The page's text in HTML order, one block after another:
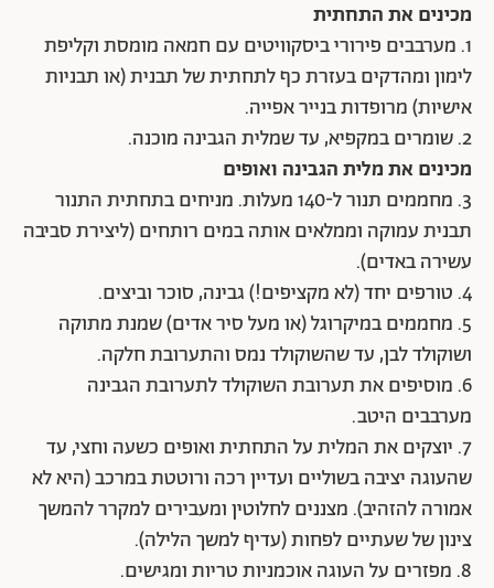
מכינים את התחתית
1. מערבבים פירורי ביסקוויטים עם חמאה מומסת וקליפת
לימון ומהדקים בעזרת כף לתחתית של תבנית (או תבניות
אישיות) מרופדות בנייר אפייה.
2. שומרים במקפיא, עד שמלית הגבינה מוכנה.
מכינים את מלית הגבינה ואופים
3. מחממים תנור ל-140 מעלות. מניחים בתחתית התנור
תבנית עמוקה וממלאים אותה במים רותחים (ליצירת סביבה
עשירה באדים).
4. טורפים יחד (לא מקציפים!) גבינה, סוכר וביצים.
5. מחממים במיקרוגל (או מעל סיר אדים) שמנת מתוקה
ושוקולד לבן, עד שהשוקולד נמס והתערובת חלקה.
6. מוסיפים את תערובת השוקולד לתערובת הגבינה
מערבבים היטב.
7. יוצקים את המלית על התחתית ואופים כשעה וחצי, עד
שהעוגה יציבה בשוליים ועדיין רכה ורוטטת במרכב (היא לא
אמורה להזהיב). מצננים לחלוטין ומעבירים למקרר להמשך
צינון של שעתיים לפחות (עדיף למשך הלילה).
8. מפזרים על העוגה אוכמניות טריות ומגישים.